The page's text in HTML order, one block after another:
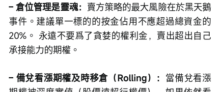
– 倉位管理是靈魂： 賣方策略的最大風險在於黑天鵝
事件。建議單一標的的按金佔用不應超過總資金的
20%。 永遠不要爲了貪婪的權利金，賣出超出自己
承接能力的期權。
– 備兌看漲期權及時移倉（Rolling）： 當備兌看漲